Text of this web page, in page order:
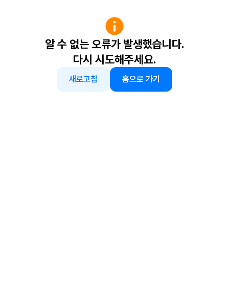
알 수 없는 오류가 발생했습니다.
다시 시도해주세요.
새로고침 홈으로 가기